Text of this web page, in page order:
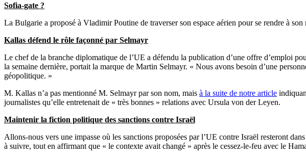
Sofia-gate ?
La Bulgarie a proposé à Vladimir Poutine de traverser son espace aérien pour se rendre à
Kallas défend le rôle façonné par Selmayr
Le chef de la branche diplomatique de l’UE a défendu la publication d’une offre d’emploi
la semaine dernière, portait la marque de Martin Selmayr. « Nous avons besoin d’une
géopolitique. »
M. Kallas n’a pas mentionné M. Selmayr par son nom, mais à la suite de notre article
journalistes qu’elle entretenait de « très bonnes » relations avec Ursula von der Leyen.
Maintenir la fiction politique des sanctions contre Israël
Allons-nous vers une impasse où les sanctions proposées par l’UE contre Israël resteront
à suivre, tout en affirmant que « le contexte avait changé » après le cessez-le-feu avec le